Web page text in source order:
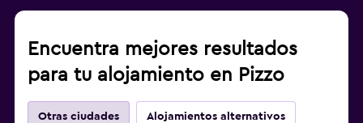
Encuentra mejores resultados
para tu alojamiento en Pizzo
Otras ciudades Alojamientos alternativos